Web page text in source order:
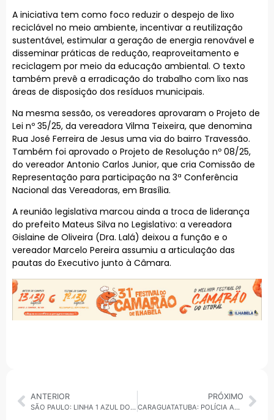
A iniciativa tem como foco reduzir o despejo de lixo
reciclável no meio ambiente, incentivar a reutilização
sustentável, estimular a geração de energia renovável e
disseminar práticas de redução, reaproveitamento e
reciclagem por meio da educação ambiental. O texto
também prevê a erradicação do trabalho com lixo nas
áreas de disposição dos resíduos municipais.
Na mesma sessão, os vereadores aprovaram o Projeto de
Lei nº 35/25, da vereadora Vilma Teixeira, que denomina
Rua José Ferreira de Jesus uma via do bairro Travessão.
Também foi aprovado o Projeto de Resolução nº 08/25,
do vereador Antonio Carlos Junior, que cria Comissão de
Representação para participação na 3ª Conferência
Nacional das Vereadoras, em Brasília.
A reunião legislativa marcou ainda a troca de liderança
do prefeito Mateus Silva no Legislativo: a vereadora
Gislaine de Oliveira (Dra. Lalá) deixou a função e o
vereador Marcelo Pereira assumiu a articulação das
pautas do Executivo junto à Câmara.
ANTERIOR
SÃO PAULO: LINHA 1 AZUL DO METRÔ ENFRENTA FALHA E REFLEXOS ATINGEM OUTRAS LINHAS
PRÓXIMO
CARAGUATATUBA: POLÍCIA AMBIENTAL DEMOLE DUAS CONSTRUÇÕES IRREGULARES NA MATA ATLÂNTICA